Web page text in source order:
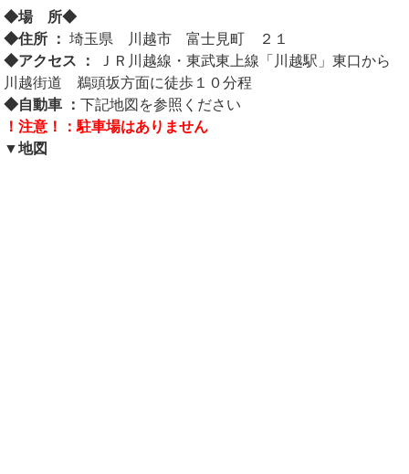
◆場 所◆
◆住所 ： 埼玉県 川越市 富士見町 ２１
◆アクセス ：
ＪＲ川越線・東武東上線「川越駅」東口から
川越街道 鵜頭坂方面に徒歩１０分程
◆自動車 ：下記地図を参照ください
！注意！：駐車場はありません
▼地図